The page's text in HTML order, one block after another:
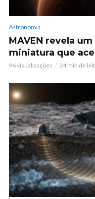
Astronomia
MAVEN revela
miniatura que
96 visualizações 24 min de